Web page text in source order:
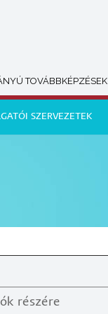
TOVÁBBKÉPZÉSEK
SZERVEZETEK
részére